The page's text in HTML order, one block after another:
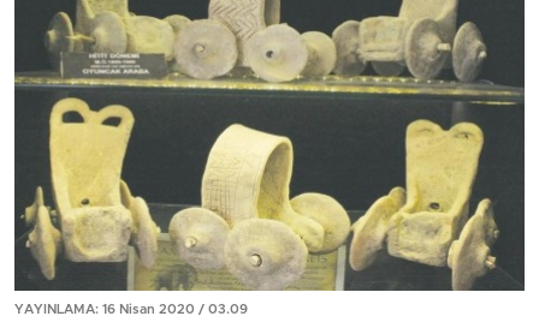
YAYINLAMA: 16 Nisan 2020 / 03.09